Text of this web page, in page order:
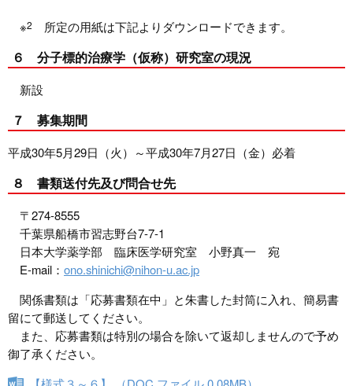
※2 所定の用紙は下記よりダウンロードできます。
６ 分子標的治療学（仮称）研究室の現況
新設
７ 募集期間
平成30年5月29日（火）～平成30年7月27日（金）必着
８ 書類送付先及び問合せ先
〒274-8555
千葉県船橋市習志野台7-7-1
日本大学薬学部 臨床医学研究室 小野真一 宛
E-mail： ono.shinichi@nihon-u.ac.jp
関係書類は「応募書類在中」と朱書した封筒に入れ、簡易書
留にて郵送してください。
また、応募書類は特別の場合を除いて返却しませんので予め
御了承ください。